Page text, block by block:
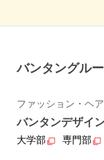
バンタングル
ファッション・ヘ
バンタンデザイ
大学部 専門部